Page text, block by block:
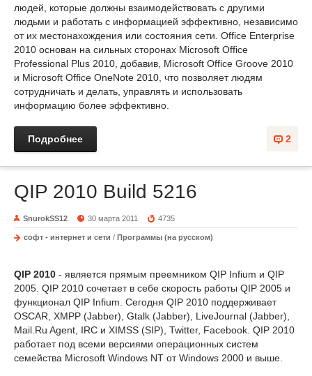
людей, которые должны взаимодействовать с другими
людьми и работать с информацией эффективно, независимо
от их местонахождения или состояния сети. Office Enterprise
2010 основан на сильных сторонах Microsoft Office
Professional Plus 2010, добавив, Microsoft Office Groove 2010
и Microsoft Office OneNote 2010, что позволяет людям
сотрудничать и делать, управлять и использовать
информацию более эффективно.
2
Подробнее
QIP 2010 Build 5216
SnurokSS12 30 марта 2011 4735
софт - интернет и сети / Программы (на русском)
QIP 2010 - является прямым преемником QIP Infium и QIP
2005. QIP 2010 сочетает в себе скорость работы QIP 2005 и
функционал QIP Infium. Сегодня QIP 2010 поддерживает
OSCAR, XMPP (Jabber), Gtalk (Jabber), LiveJournal (Jabber),
Mail.Ru Agent, IRC и XIMSS (SIP), Twitter, Facebook. QIP 2010
работает под всеми версиями операционных систем
семейства Microsoft Windows NT от Windows 2000 и выше.